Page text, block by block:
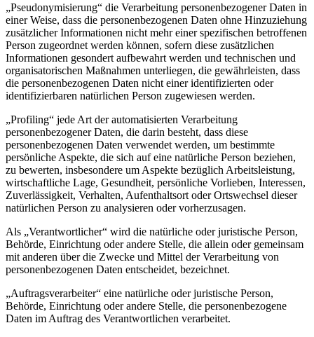
„Pseudonymisierung“ die Verarbeitung personenbezogener Daten in
einer Weise, dass die personenbezogenen Daten ohne Hinzuziehung
zusätzlicher Informationen nicht mehr einer spezifischen betroffenen
Person zugeordnet werden können, sofern diese zusätzlichen
Informationen gesondert aufbewahrt werden und technischen und
organisatorischen Maßnahmen unterliegen, die gewährleisten, dass
die personenbezogenen Daten nicht einer identifizierten oder
identifizierbaren natürlichen Person zugewiesen werden.
„Profiling“ jede Art der automatisierten Verarbeitung
personenbezogener Daten, die darin besteht, dass diese
personenbezogenen Daten verwendet werden, um bestimmte
persönliche Aspekte, die sich auf eine natürliche Person beziehen,
zu bewerten, insbesondere um Aspekte bezüglich Arbeitsleistung,
wirtschaftliche Lage, Gesundheit, persönliche Vorlieben, Interessen,
Zuverlässigkeit, Verhalten, Aufenthaltsort oder Ortswechsel dieser
natürlichen Person zu analysieren oder vorherzusagen.
Als „Verantwortlicher“ wird die natürliche oder juristische Person,
Behörde, Einrichtung oder andere Stelle, die allein oder gemeinsam
mit anderen über die Zwecke und Mittel der Verarbeitung von
personenbezogenen Daten entscheidet, bezeichnet.
„Auftragsverarbeiter“ eine natürliche oder juristische Person,
Behörde, Einrichtung oder andere Stelle, die personenbezogene
Daten im Auftrag des Verantwortlichen verarbeitet.